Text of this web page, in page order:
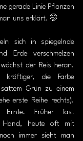
gerade Linie Pflanzen
uns erklärt. 🤭
sich in spiegelnde
Erde verschmelzen
der Reis heran.
kräftiger, die Farbe
Grün zu einem
erste Reihe rechts).
Ernte. Früher fast
Hand, heute oft mit
immer sieht man